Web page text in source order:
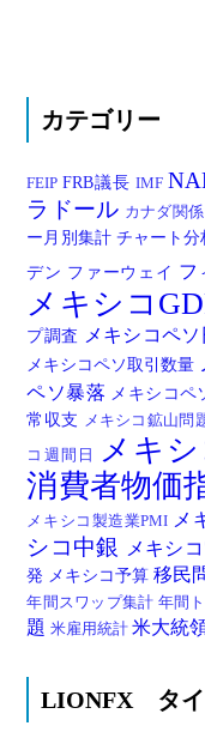
カテゴリー
FEIPFRB議長IMF
ラドール カナダ関係
ー月別集計 チャート分
デン ファーウェイ フ
メキシコ
プ調査
メキシコペ
メキシコペソ取引数量
ペソ暴落 メキシコペ
常収支 メキシコ鉱山問
コ週間日 メキ
消費者物価
メキシコ製造業PMI メ
シコ中銀
メキシ
発 メキシコ予算移民
年間スワップ集計 年間
題米雇用統計米大統
LIONFX タイ